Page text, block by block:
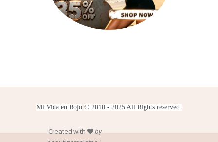
Mi Vida en Rojo © 2010 - 2025 All Rights reserved.
Created with
by